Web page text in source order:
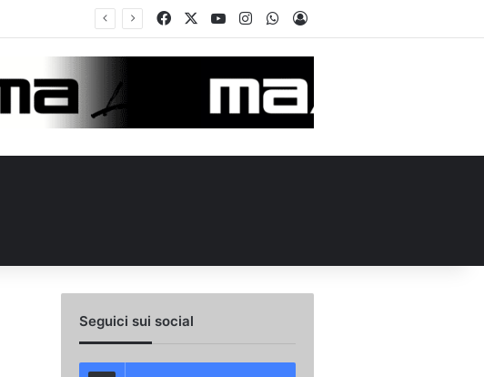
FacebookYou TubeInstagramWhatsApp
Accedi
Seguici sui social